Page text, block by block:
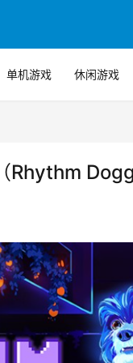
单机游戏 休闲游戏